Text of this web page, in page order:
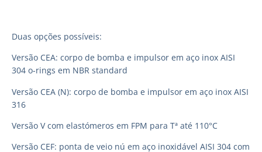
Duas opções possíveis:
Versão CEA: corpo de bomba e impulsor em aço inox AISI
304 o-rings em NBR standard
Versão CEA (N): corpo de bomba e impulsor em aço inox AISI
316
Versão V com elastómeros em FPM para Tª até 110°C
Versão CEF: ponta de veio nú em aço inoxidável AISI 304 com